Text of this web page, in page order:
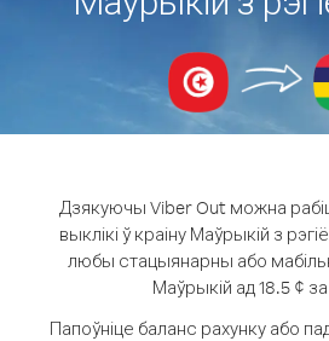
Дзякуючы Viber Out можна
выклікі ў краіну Маўрыкій з
любы стацыянарны або
Маўрыкій ад 18.5 ¢ за
Папоўніце баланс рахунку або